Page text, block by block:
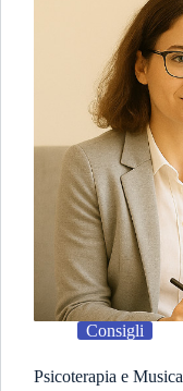
Consigli
Psicoterapia e Musica